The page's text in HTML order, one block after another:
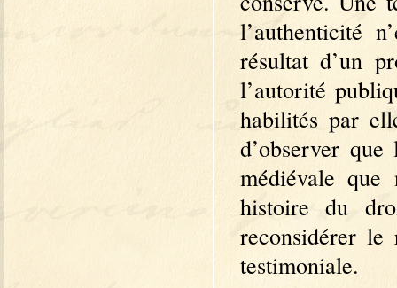
l’authenticité
résultat d’un
l’autorité
habilités par
d’observer
médiévale
histoire du
reconsidérer
testimoniale.